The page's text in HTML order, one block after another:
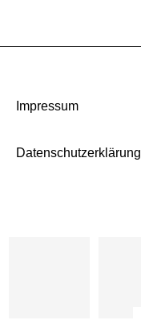
Impressum
Datenschutzerklärung